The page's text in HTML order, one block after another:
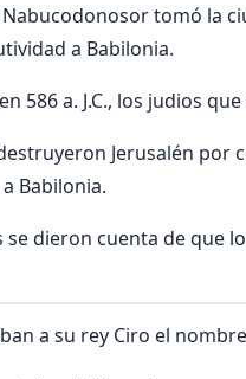
Nabucodonosor tomó la
a Babilonia.
586 a. J.C., los judios
Jerusalén
Babilonia.
se dieron cuenta de que
a su rey Ciro el nombre